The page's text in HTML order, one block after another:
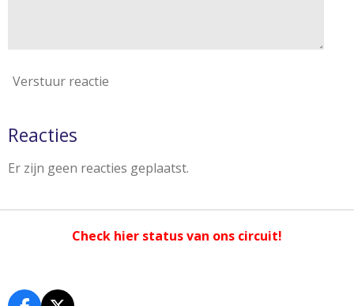
Verstuur reactie
Reacties
Er zijn geen reacties geplaatst.
Check hier status van ons circuit!